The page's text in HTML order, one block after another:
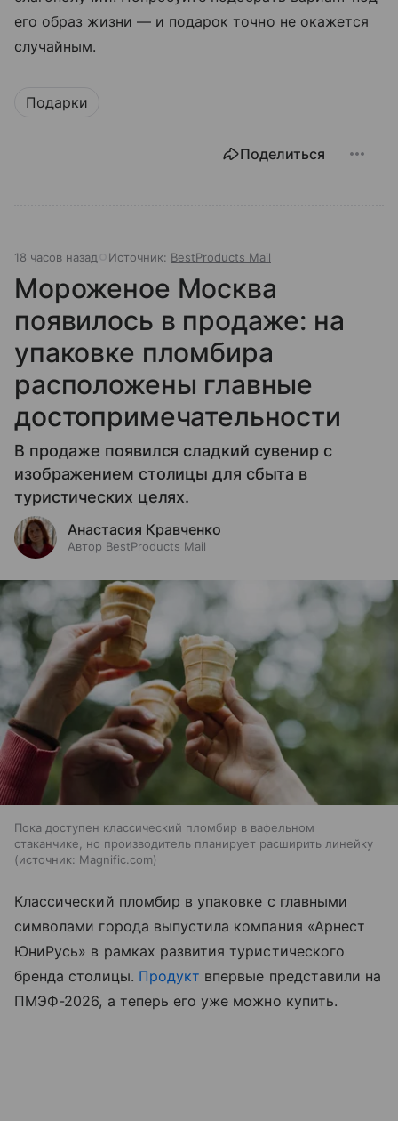
его образ жизни — и подарок точно не окажется
случайным.
Подарки
Поделиться
18 часов назад Источник: BestProducts Mail
Мороженое Москва
появилось в продаже: на
упаковке пломбира
расположены главные
достопримечательности
В продаже появился сладкий сувенир с
изображением столицы для сбыта в
туристических целях.
Анастасия Кравченко
Автор BestProducts Mail
Пока доступен классический пломбир в вафельном
стаканчике, но производитель планирует расширить линейку
источник: Magnific.com
Классический пломбир в упаковке с главными
символами города выпустила компания «Арнест
ЮниРусь» в рамках развития туристического
бренда столицы. Продукт впервые представили на
ПМЭФ-2026, а теперь его уже можно купить.